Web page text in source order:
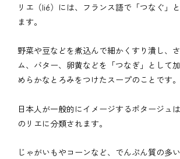
リエ（lié）には、フランス語で「つなぐ」
ます。
野菜や豆などを煮込んで細かくすり潰し、
ム、バター、卵黄などを「つなぎ」として
めらかなとろみをつけたスープのことです。
日本人が一般的にイメージするポタージュ
のリエに分類されます。
じゃがいもやコーンなど、でんぷん質の多